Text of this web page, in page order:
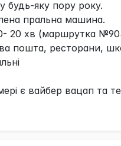
будь-яку пору року.
пральна машина.
20 хв (маршрутка
пошта, ресторани,
є вайбер вацап та